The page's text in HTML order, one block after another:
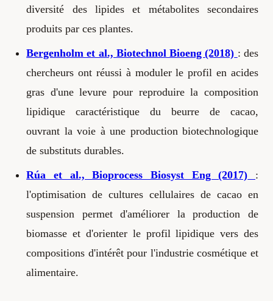
diversité des lipides et métabolites secondaires
produits par ces plantes.
Bergenholm et al., Biotechnol Bioeng (2018) : des
chercheurs ont réussi à moduler le profil en acides
gras d'une levure pour reproduire la composition
lipidique caractéristique du beurre de cacao,
ouvrant la voie à une production biotechnologique
de substituts durables.
Rúa et al., Bioprocess Biosyst Eng (2017)
:
l'optimisation de cultures cellulaires de cacao en
suspension permet d'améliorer la production de
biomasse et d'orienter le profil lipidique vers des
compositions d'intérêt pour l'industrie cosmétique et
alimentaire.